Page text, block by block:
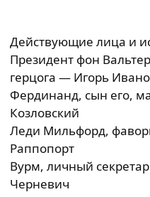
Действующие лица и
Президент фон
герцога — Игорь
Фердинанд, сын его,
Козловский
Леди Мильфорд,
Раппопорт
Вурм, личный
Черневич